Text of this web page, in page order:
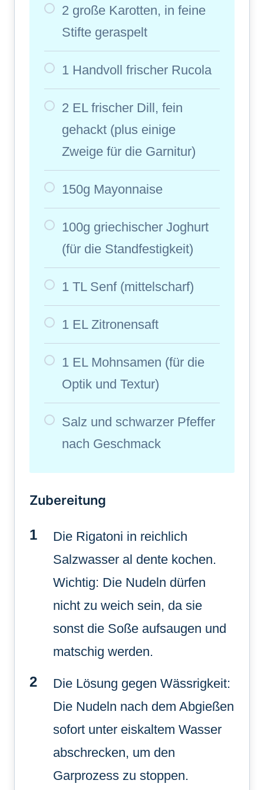
2 große Karotten, in feine
Stifte geraspelt
1 Handvoll frischer Rucola
2 EL frischer Dill, fein
gehackt (plus einige
Zweige für die Garnitur)
150g Mayonnaise
100g griechischer Joghurt
(für die Standfestigkeit)
1 TL Senf (mittelscharf)
1 EL Zitronensaft
1 EL Mohnsamen (für die
Optik und Textur)
Salz und schwarzer Pfeffer
nach Geschmack
Zubereitung
Die Rigatoni in reichlich
Salzwasser al dente kochen.
Wichtig: Die Nudeln dürfen
nicht zu weich sein, da sie
sonst die Soße aufsaugen und
matschig werden.
Die Lösung gegen Wässrigkeit:
Die Nudeln nach dem Abgießen
sofort unter eiskaltem Wasser
abschrecken, um den
Garprozess zu stoppen.